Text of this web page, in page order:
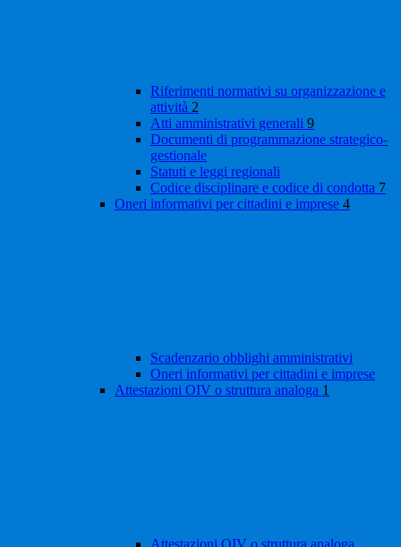
Riferimenti normativi su organizzazione e
attività 2
Atti amministrativi generali 9
Documenti di programmazione strategico-
gestionale
Statuti e leggi regionali
Codice disciplinare e codice di condotta 7
Oneri informativi per cittadini e imprese 4
Scadenzario obblighi amministrativi
Oneri informativi per cittadini e imprese
Attestazioni OIV o struttura analoga 1